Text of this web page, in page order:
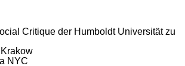
Critique der Humboldt Universität zu
NYC